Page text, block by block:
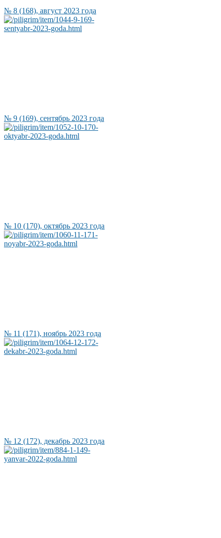
№ 8 (168), август 2023 года
№ 9 (169), сентябрь 2023 года
№ 10 (170), октябрь 2023 года
№ 11 (171), ноябрь 2023 года
№ 12 (172), декабрь 2023 года